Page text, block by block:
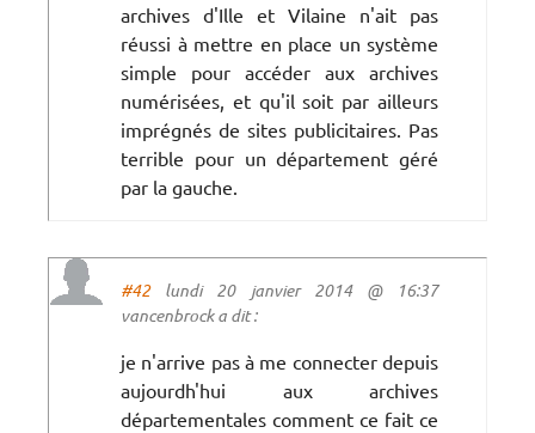
archives d'Ille et Vilaine n'ait pas
réussi à mettre en place un système
simple pour accéder aux archives
numérisées, et qu'il soit par ailleurs
imprégnés de sites publicitaires. Pas
terrible pour un département géré
par la gauche.
#42lundi 20 janvier 2014 @ 16:37
vancenbrock a dit :
je n'arrive pas à me connecter depuis
aujourdh'hui aux archives
départementales comment ce fait ce